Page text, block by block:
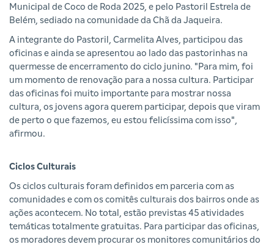
Municipal de Coco de Roda 2025, e pelo Pastoril Estrela de
Belém, sediado na comunidade da Chã da Jaqueira.
A integrante do Pastoril, Carmelita Alves, participou das
oficinas e ainda se apresentou ao lado das pastorinhas na
quermesse de encerramento do ciclo junino. "Para mim, foi
um momento de renovação para a nossa cultura. Participar
das oficinas foi muito importante para mostrar nossa
cultura, os jovens agora querem participar, depois que viram
de perto o que fazemos, eu estou felicíssima com isso",
afirmou.
Ciclos Culturais
Os ciclos culturais foram definidos em parceria com as
comunidades e com os comitês culturais dos bairros onde as
ações acontecem. No total, estão previstas 45 atividades
temáticas totalmente gratuitas. Para participar das oficinas,
os moradores devem procurar os monitores comunitários do